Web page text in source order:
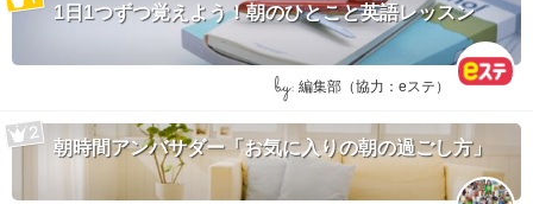
1日1つずつ覚えよう！朝のひとこと英語レッスン
by: 編集部（協力：eステ）
朝時間アンバサダー「お気に入りの朝の過ごし方」